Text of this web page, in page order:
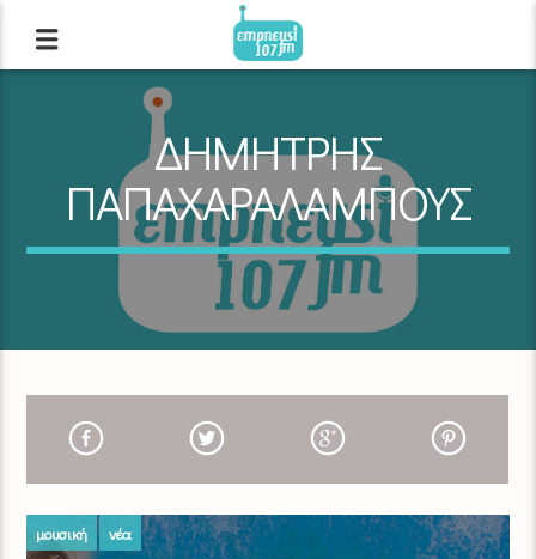
ΔΗΜΗΤΡΗΣ
ΠΑΠΑΧΑΡΑΛΑΜΠΟΥΣ
μουσική νέα